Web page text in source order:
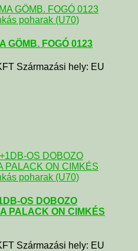
poharak (U70)
GÖMB. FOGÓ 0123
Származási hely: EU
poharak (U70)
OS DOBOZO
PALACK ON CIMKÉS
Származási hely: EU